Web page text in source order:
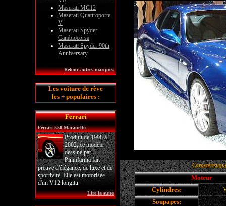
Maserati MC12
Maserati Quattroporte
V
Maserati Spyder
Cambiocorsa
Maserati Spyder 90th
Anniversary
Retour autres marques
Les voiture de rêve
les + populaires :
Ferrari
Ferrari 550 Maranello
Produit de 1998 à
2002, ce modèle
dessiné par
Pininfarina fait
preuve d'élégance, de luxe et de
sportivité. Elle est motorisée
d'un V12 longitu
Lire la suite
Moteur
Cylindres:
Soupapes: